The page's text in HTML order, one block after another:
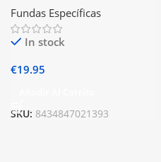
T515 Polipiel Liso Rojo 10.1
pulg
Fundas Específicas
In stock
€19.95
SKU: 8434847021393